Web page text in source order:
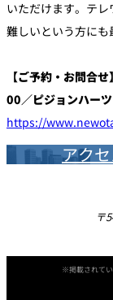
いただけます。テ
難しいという方にも
【ご予約・お問
00／ピジョンハー
https://
アク
〒
※掲載されてい